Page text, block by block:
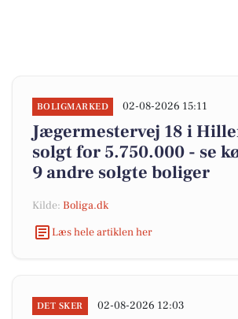
BOLIGMARKED 02-08-2026 15:11
Jægermestervej 18 i
solgt for 5.750.000 - se
9 andre solgte boliger
Kilde: Boliga.dk
Læs hele artiklen her
DET SKER 02-08-2026 12:03